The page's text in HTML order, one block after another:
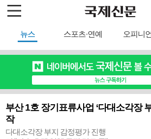
뉴스 스포츠·연예 오피니언
부산 1호 장기표류사업 ‘다대소각장
작
다대소각장 부지 감정평가 진행